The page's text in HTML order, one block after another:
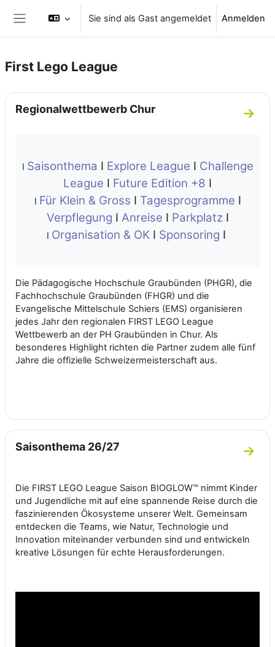
Website-Übersicht
Sie sind als Gast angemeldet Anmelden
First Lego League
Abschnittsübersicht
Regionalwettbewerb Chur
Zum
I Saisonthema I Explore League I Challenge
League I Future Edition +8 I
I Für Klein & Gross I Tagesprogramme I
Verpflegung I Anreise I Parkplatz I
I Organisation & OKI Sponsoring I
Die Pädagogische Hochschule Graubünden (PHGR), die
Fachhochschule Graubünden (FHGR) und die
Evangelische Mittelschule Schiers (EMS) organisieren
jedes Jahr den regionalen FIRST LEGO League
Wettbewerb an der PH Graubünden in Chur. Als
besonderes Highlight richten die Partner zudem alle fünf
Jahre die offizielle Schweizermeisterschaft aus.
Saisonthema 26/27
Zum
Die FIRST LEGO League Saison BIOGLOW™ nimmt Kinder
und Jugendliche mit auf eine spannende Reise durch die
faszinierenden Ökosysteme unserer Welt. Gemeinsam
entdecken die Teams, wie Natur, Technologie und
Innovation miteinander verbunden sind und entwickeln
kreative Lösungen für echte Herausforderungen.